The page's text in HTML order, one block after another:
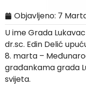
Objavljeno: 7
U ime Grada
dr.sc. Edin Delić
8. marta –
građankama grada
svijeta.